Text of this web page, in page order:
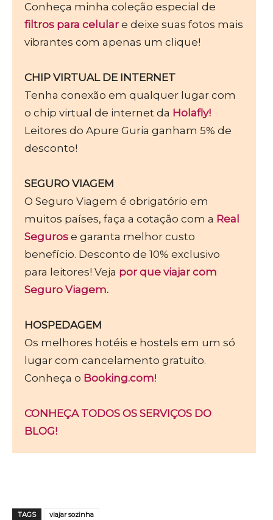
Conheça minha coleção especial de
filtros para celular e deixe suas fotos mais
vibrantes com apenas um clique!
CHIP VIRTUAL DE INTERNET
Tenha conexão em qualquer lugar com
o chip virtual de internet da Holafly!
Leitores do Apure Guria ganham 5% de
desconto!
SEGURO VIAGEM
O Seguro Viagem é obrigatório em
muitos países, faça a cotação com a Real
Seguros e garanta melhor custo
benefício. Desconto de 10% exclusivo
para leitores! Veja por que viajar com
Seguro Viagem.
HOSPEDAGEM
Os melhores hotéis e hostels em um só
lugar com cancelamento gratuito.
Conheça o Booking.com!
CONHEÇA TODOS OS SERVIÇOS DO
BLOG!
TAGS viajar sozinha